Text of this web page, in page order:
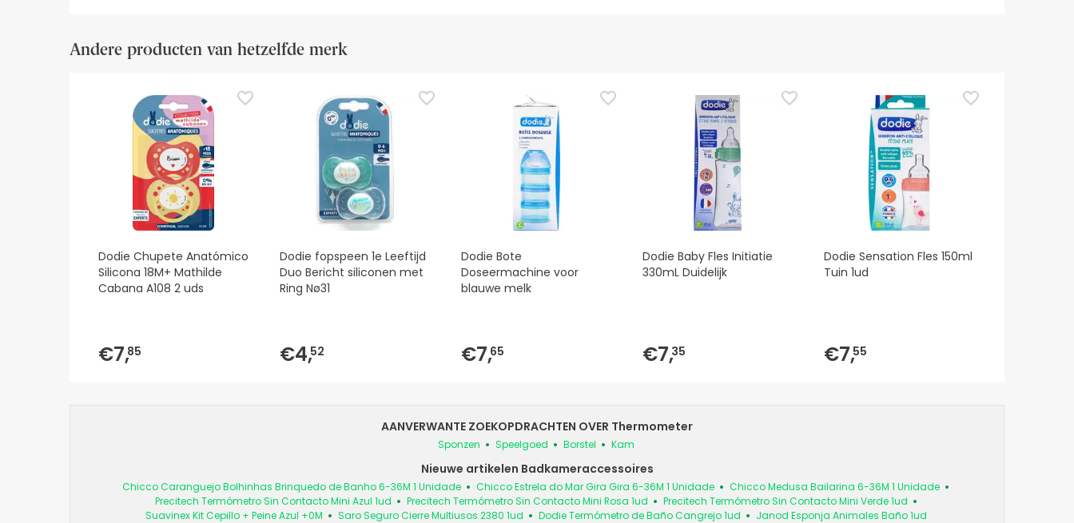
Andere producten van hetzelfde merk
Dodie Chupete Anatómico
Silicona 18M+ Mathilde
Cabana A108 2 uds
€7,85
Dodie fopspeen 1e Leeftijd
Duo Bericht siliconen met
Ring Nø31
€4,52
Dodie Bote
Doseermachine voor
blauwe melk
€7,65
Dodie Baby Fles Initiatie
330mL Duidelijk
€7,35
Dodie Sensation Fles 150ml
Tuin 1ud
€7,55
AANVERWANTE ZOEKOPDRACHTEN OVER Thermometer
Sponzen Speelgoed Borstel Kam
Nieuwe artikelen Badkameraccessoires
Chicco Caranguejo Bolhinhas Brinquedo de Banho 6-36M 1 Unidade Chicco Estrela do Mar Gira Gira 6-36M 1 Unidade
Chicco Medusa Bailarina 6-36M 1 Unidade
Precitech Termómetro Sin Contacto Mini Azul 1ud
Precitech Termómetro Sin Contacto Mini Rosa 1ud
Precitech Termómetro Sin Contacto Mini Verde 1ud
Suavinex Kit Cepillo + Peine Azul +0M
Saro Seguro Cierre Multiusos 2380 1ud Dodie Termómetro de Baño Cangrejo 1ud Janod Esponja Animales Baño 1ud